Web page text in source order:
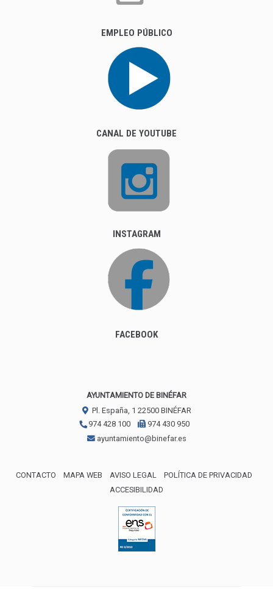
EMPLEO PÚBLICO
CANAL DE YOUTUBE
INSTAGRAM
FACEBOOK
AYUNTAMIENTO DE BINÉFAR
Pl. España, 1 22500 BINÉFAR
974 428 100
974 430 950
ayuntamiento@binefar.es
CONTACTO MAPA WEB AVISO LEGAL
POLÍTICA DE PRIVACIDAD
ACCESIBILIDAD